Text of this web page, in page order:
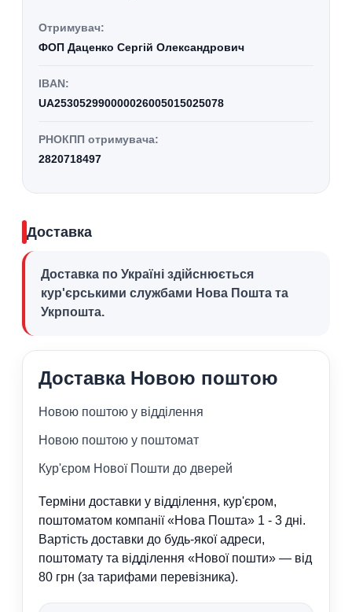
Отримувач:
ФОП Даценко Сергій Олександрович
IBAN:
UA253052990000026005015025078
РНОКПП отримувача:
2820718497
Доставка
Доставка по Україні здійснюється
кур'єрськими службами Нова Пошта та
Укрпошта.
Доставка Новою поштою
Новою поштою у відділення
Новою поштою у поштомат
Кур'єром Нової Пошти до дверей
Терміни доставки у відділення, кур'єром,
поштоматом компанії «Нова Пошта» 1 - 3 дні.
Вартість доставки до будь-якої адреси,
поштомату та відділення «Нової пошти» — від
80 грн (за тарифами перевізника).